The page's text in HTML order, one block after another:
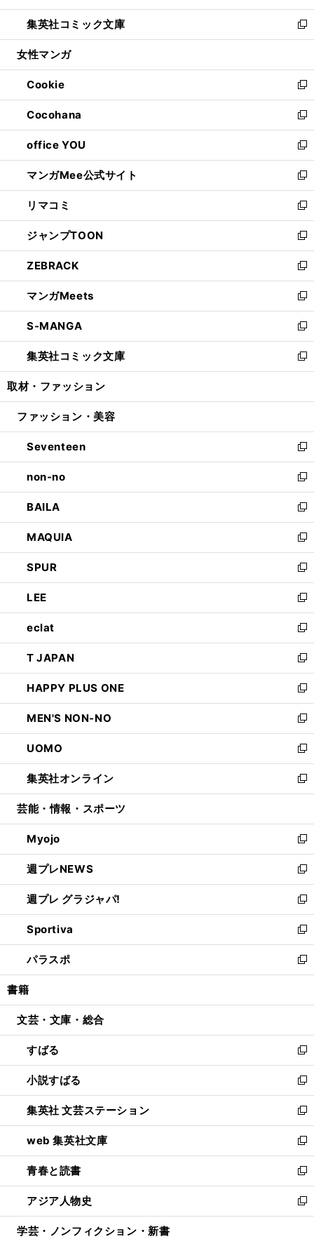
開
く
ウ
で
開
ン
ド
ウ
開
く
ウ
ィ
ン
ウ
で
開
く
し
い
ウ
ン
ド
ウ
で
開
く
集英社コミック文庫
新
し
ウ
ィ
ン
ド
ウ
で
開
く
女性マンガ
Cookie
新
し
い
ウ
ィ
ン
ド
ウ
で
開
く
Cocohana
新
し
い
ウ
ィ
ン
ド
ウ
で
開
く
office YOU
新
し
い
ウ
ィ
ン
ド
ウ
で
開
く
マンガMee公式サイト
新
し
い
ウ
ィ
ン
ド
ウ
で
開
く
リマコミ
新
し
い
ウ
ィ
ン
ド
ウ
で
開
く
ジャンプTOON
新
し
い
ウ
ィ
ン
ド
ウ
で
開
ZEBRACK
新
し
い
ウ
ィ
ン
ド
ウ
開
マンガMeets
新
し
い
ウ
ィ
ン
ウ
開
く
S-MANGA
新
し
い
ウ
ン
ウ
で
開
く
集英社コミック文庫
新
し
ウ
ン
ド
ウ
で
開
く
取材・ファッション
ファッション・美容
Seventeen
新
し
い
ウ
ィ
ン
ド
ウ
で
開
く
non-no
新
し
い
ウ
ィ
ン
ド
ウ
で
開
く
BAILA
新
し
い
ウ
ィ
ン
ド
ウ
で
開
く
MAQUIA
新
し
い
ウ
ィ
ン
ド
ウ
で
開
く
SPUR
新
し
い
ウ
ィ
ン
ド
ウ
で
開
く
LEE
新
し
い
ウ
ィ
ン
ド
ウ
で
開
く
eclat
新
し
い
ウ
ィ
ン
ド
ウ
で
開
く
T JAPAN
新
し
い
ウ
ィ
ン
ド
ウ
で
開
HAPPY PLUS ONE
新
し
い
ウ
ィ
ン
ド
ウ
開
く
MEN'S NON-NO
新
し
い
ウ
ィ
ン
ウ
で
開
く
UOMO
新
し
い
ウ
ン
ド
ウ
で
開
く
集英社オンライン
新
し
ウ
ィ
ン
ド
ウ
で
開
く
芸能・情報・スポーツ
Myojo
新
し
い
ウ
ィ
ン
ド
ウ
で
開
週プレNEWS
新
し
い
ウ
ィ
ン
ド
ウ
開
週プレ グラジャパ!
新
し
い
ウ
ィ
ン
ウ
開
く
Sportiva
新
し
い
ウ
ン
ウ
で
開
く
パラスポ
新
し
ウ
ン
ド
ウ
で
開
く
書籍
文芸・文庫・総合
すばる
新
し
い
ウ
ィ
ン
ド
ウ
で
開
く
小説すばる
新
し
い
ウ
ィ
ン
ド
ウ
で
開
集英社 文芸ステーション
新
し
い
ウ
ィ
ン
ド
ウ
web 集英社文庫
新
し
い
ウ
ィ
ン
青春と読書
新
し
い
ウ
アジア人物史
新
し
学芸・ノンフィクション・新書